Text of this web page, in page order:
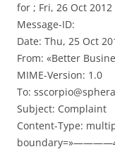
for ; Fri, 26 Oct 2012
Message-ID:
Date: Thu, 25 Oct
From: «Better
MIME-Version: 1.0
To:
Subject: Complaint
Content-Type: